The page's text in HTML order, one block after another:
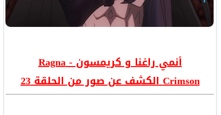
أنمي راغنا و كريمسون - Ragna
Crimson الكشف عن صور من الحلقة 23